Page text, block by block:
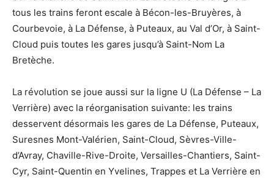
tous les trains feront escale à Bécon-les-Bruyères, à
Courbevoie, à La Défense, à Puteaux, au Val d’Or, à Saint-
Cloud puis toutes les gares jusqu’à Saint-Nom La
Bretèche.
La révolution se joue aussi sur la ligne U (La Défense – La
Verrière) avec la réorganisation suivante: les trains
desservent désormais les gares de La Défense, Puteaux,
Suresnes Mont-Valérien, Saint-Cloud, Sèvres-Ville-
d’Avray, Chaville-Rive-Droite, Versailles-Chantiers, Saint-
Cyr, Saint-Quentin en Yvelines, Trappes et La Verrière en